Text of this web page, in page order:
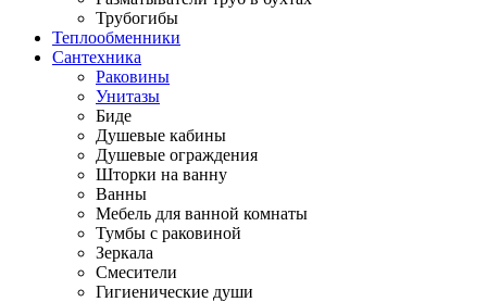
Трубогибы
Теплообменники
Сантехника
Раковины
Унитазы
Биде
Душевые кабины
Душевые ограждения
Шторки на ванну
Ванны
Мебель для ванной комнаты
Тумбы с раковиной
Зеркала
Смесители
Гигиенические души